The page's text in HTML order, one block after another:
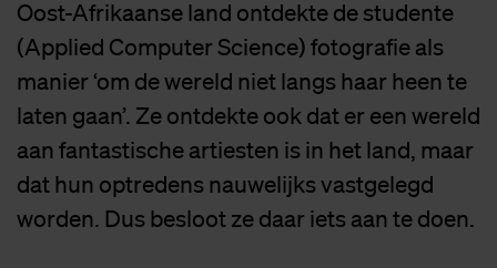
Oost-Afrikaanse land ontdekte de studente
(Applied Computer Science) fotografie als
manier ‘om de wereld niet langs haar heen te
laten gaan’. Ze ontdekte ook dat er een wereld
aan fantastische artiesten is in het land, maar
dat hun optredens nauwelijks vastgelegd
worden. Dus besloot ze daar iets aan te doen.